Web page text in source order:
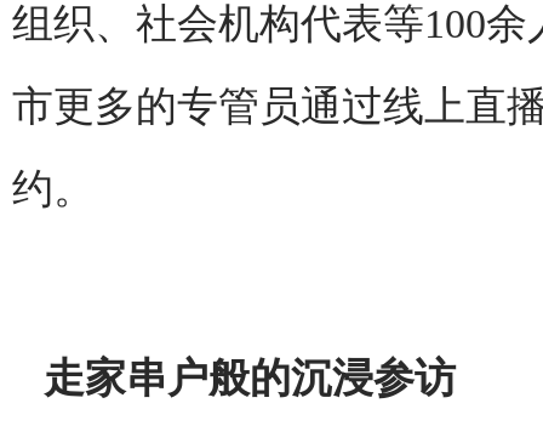
组织、社会机构代表等100
市更多的专管员通过线上直
约。
走家串户般的沉浸参访